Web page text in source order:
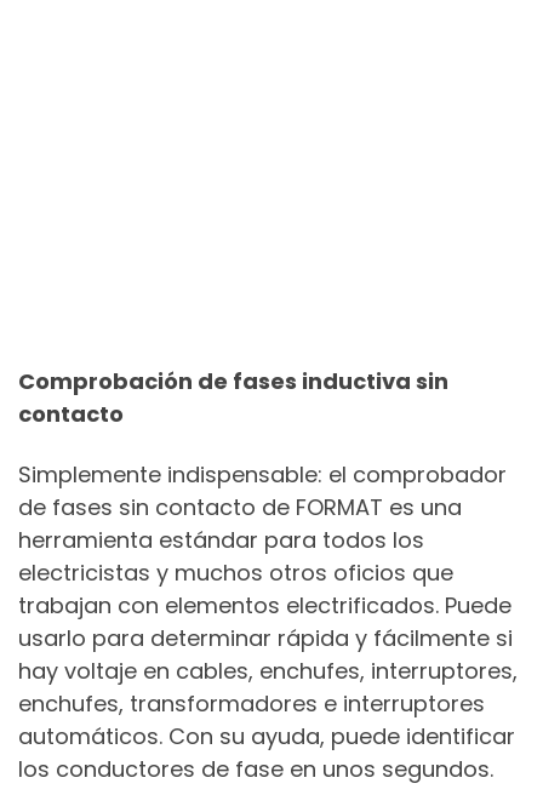
Comprobación de fases inductiva sin
contacto
Simplemente indispensable: el comprobador
de fases sin contacto de FORMAT es una
herramienta estándar para todos los
electricistas y muchos otros oficios que
trabajan con elementos electrificados. Puede
usarlo para determinar rápida y fácilmente si
hay voltaje en cables, enchufes, interruptores,
enchufes, transformadores e interruptores
automáticos. Con su ayuda, puede identificar
los conductores de fase en unos segundos.